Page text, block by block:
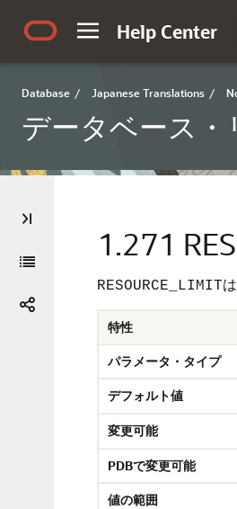
Help Center
Database / Japanese Translations /
データベース・
1.271
RESOURCE_LIMIT
特性
パラメータ・タイプ
デフォルト値
変更可能
PDBで変更可能
値の範囲